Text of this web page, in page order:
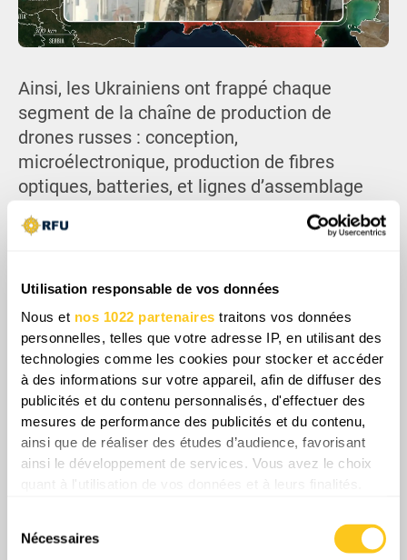
Utilisation responsable de vos données
Nous et nos 1022 partenaires traitons vos données
personnelles, telles que votre adresse IP, en utilisant des
technologies comme les cookies pour stocker et accéder
à des informations sur votre appareil, afin de diffuser des
publicités et du contenu personnalisés, d'effectuer des
mesures de performance des publicités et du contenu,
ainsi que de réaliser des études d’audience, favorisant
ainsi le développement de services. Vous avez le choix
quant à l'utilisation de vos données et à leurs finalités.
tout moment en consultant la Déclaration relative aux
cookies ou en cliquant sur l'icône de confidentialité.
Nécessaires
Ainsi, les Ukrainiens ont frappé chaque
segment de la chaîne de production de
drones russes : conception,
microélectronique, production de fibres
optiques, batteries, et lignes d’assemblage
final.
drones Shahed et FPV que la Russie pourra
lancer, ce qui rendra les frappes russes plus